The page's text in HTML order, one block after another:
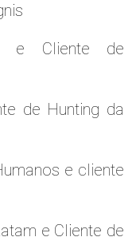
e Cliente de
de Hunting da
e cliente
e Cliente de